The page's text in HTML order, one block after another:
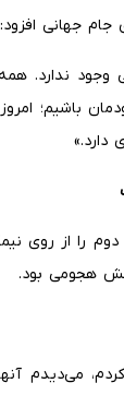
جام جهانی افزود:
وجود ندارد.
باشیم؛
دارد.»
را از روی
هجومی بود.